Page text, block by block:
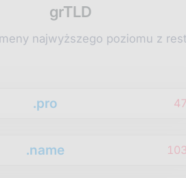
grTLD
najwyższego poziomu z
.pro
.name